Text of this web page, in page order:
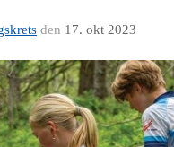
den 17. okt 2023